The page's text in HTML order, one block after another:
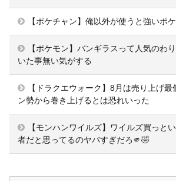
【ポケチャン】俺以外が使うと強いポ
【ポケモン】バンギラスって人気のわ
いた事無い気がする
【ドラクエウォーク】8月は売り上げ
ン勢から巻き上げるとは恐れいった
【モンハンワイルズ】ワイルズ買っと
者だと思ってるのヤバすぎだろ🫵🤣